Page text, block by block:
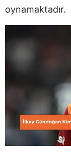
oynamaktadır.